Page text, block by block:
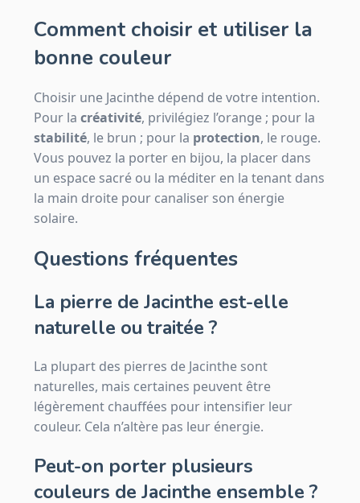
Comment choisir et utiliser la
bonne couleur
Choisir une Jacinthe dépend de votre intention.
Pour la créativité, privilégiez l’orange ; pour la
stabilité, le brun ; pour la protection, le rouge.
Vous pouvez la porter en bijou, la placer dans
un espace sacré ou la méditer en la tenant dans
la main droite pour canaliser son énergie
solaire.
Questions fréquentes
La pierre de Jacinthe est-elle
naturelle ou traitée ?
La plupart des pierres de Jacinthe sont
naturelles, mais certaines peuvent être
légèrement chauffées pour intensifier leur
couleur. Cela n’altère pas leur énergie.
Peut-on porter plusieurs
couleurs de Jacinthe ensemble ?